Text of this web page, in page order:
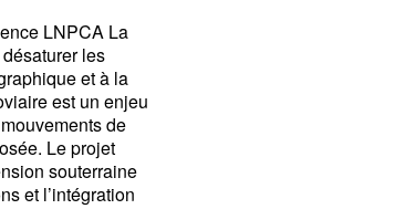
LNPCA La
les
et à la
est un enjeu
de
Le projet
souterraine
et l’intégration